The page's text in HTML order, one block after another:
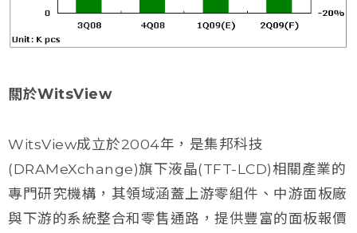
關於WitsView
WitsView成立於2004年，是集邦科技
(DRAMeXchange)旗下液晶(TFT-LCD)相關產業的
專門研究機構，其領域涵蓋上游零組件、中游面板廠
與下游的系統整合和零售通路，提供豐富的面板報價